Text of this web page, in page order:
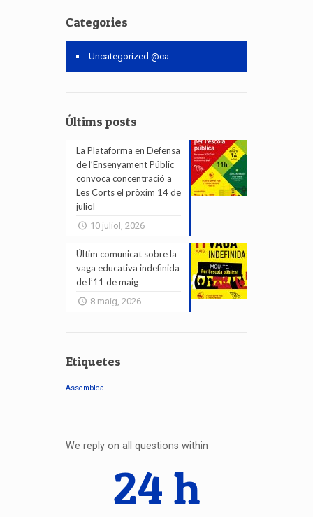
Categories
Uncategorized @ca
Últims posts
La Plataforma en Defensa
de l’Ensenyament Públic
convoca concentració a
Les Corts el pròxim 14 de
juliol
10 juliol, 2026
Últim comunicat sobre la
vaga educativa indefinida
de l’11 de maig
8 maig, 2026
Etiquetes
Assemblea
We reply on all questions within
24 h